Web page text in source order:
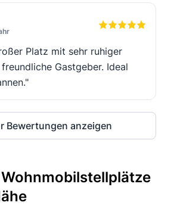
Platz mit sehr ruhiger
Gastgeber. Ideal
Bewertungen anzeigen